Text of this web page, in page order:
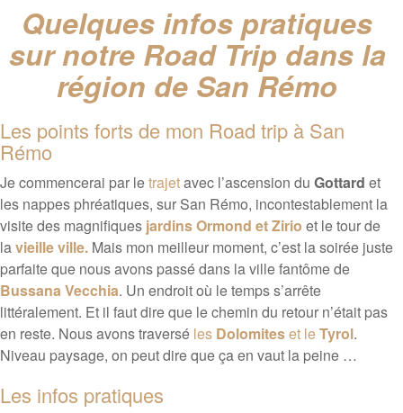
Quelques infos pratiques
sur notre Road Trip dans la
région de San Rémo
Les points forts de mon Road trip à San
Rémo
Je commencerai par letrajetavec l’ascension du Gottard et
les nappes phréatiques, sur San Rémo, incontestablement la
visite des magnifiques jardins Ormond et Zirio et le tour de
lavieille ville. Mais mon meilleur moment, c’est la soirée juste
parfaite que nous avons passé dans la ville fantôme de
Bussana Vecchia. Un endroit où le temps s’arrête
littéralement. Et il faut dire que le chemin du retour n’était pas
en reste. Nous avons traversé les Dolomiteset leTyrol.
Niveau paysage, on peut dire que ça en vaut la peine …
Les infos pratiques